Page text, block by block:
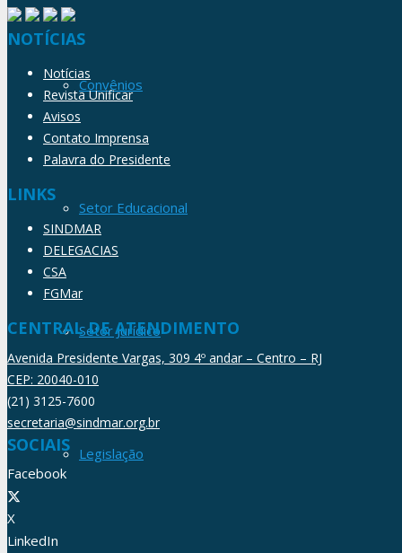
Convênios
Setor Educacional
Setor Jurídico
Legislação
NOTÍCIAS
Notícias
Revista Unificar
Avisos
Contato Imprensa
Palavra do Presidente
LINKS
SINDMAR
DELEGACIAS
CSA
FGMar
CENTRAL DE ATENDIMENTO
Avenida Presidente Vargas, 309 4º andar – Centro – RJ
CEP: 20040-010
(21) 3125-7600
secretaria@sindmar.org.br
SOCIAIS
Facebook
X
LinkedIn